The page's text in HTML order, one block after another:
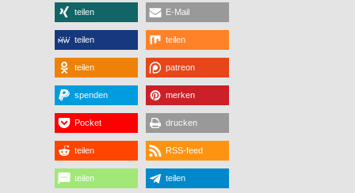
teilen E-Mail
teilen teilen
teilen patreon
spenden merken
Pocket drucken
teilen RSS-feed
teilen teilen